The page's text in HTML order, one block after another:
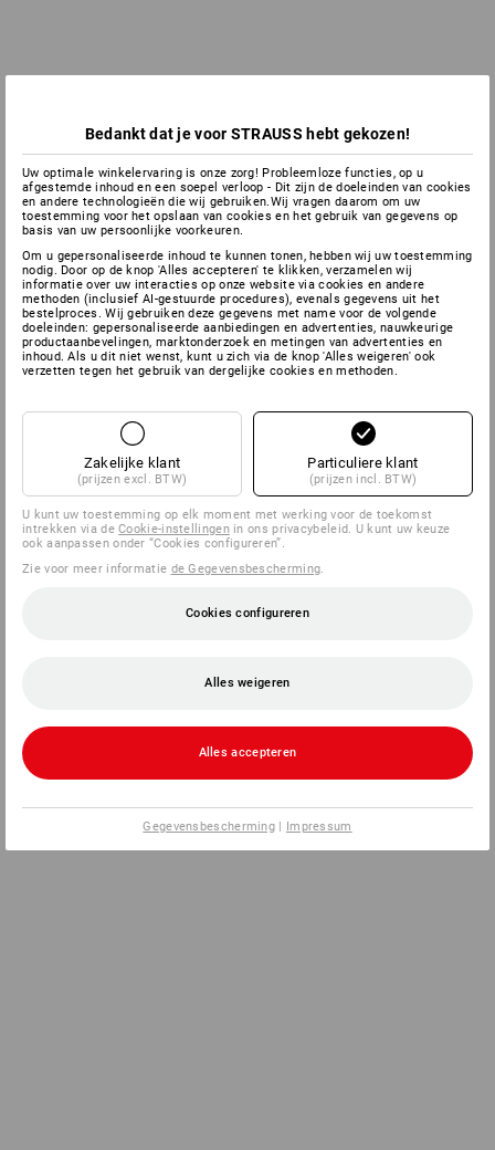
Bedankt dat je voor STRAUSS hebt gekozen!
Uw optimale winkelervaring is onze zorg! Probleemloze functies, op u
afgestemde inhoud en een soepel verloop - Dit zijn de doeleinden van cookies
en andere technologieën die wij gebruiken.Wij vragen daarom om uw
toestemming voor het opslaan van cookies en het gebruik van gegevens op
basis van uw persoonlijke voorkeuren.
Om u gepersonaliseerde inhoud te kunnen tonen, hebben wij uw toestemming
nodig. Door op de knop 'Alles accepteren' te klikken, verzamelen wij
informatie over uw interacties op onze website via cookies en andere
methoden (inclusief AI-gestuurde procedures), evenals gegevens uit het
bestelproces. Wij gebruiken deze gegevens met name voor de volgende
doeleinden: gepersonaliseerde aanbiedingen en advertenties, nauwkeurige
productaanbevelingen, marktonderzoek en metingen van advertenties en
inhoud. Als u dit niet wenst, kunt u zich via de knop 'Alles weigeren' ook
verzetten tegen het gebruik van dergelijke cookies en methoden.
Zakelijke klant
(prijzen excl. BTW)
Particuliere klant
(prijzen incl. BTW)
U kunt uw toestemming op elk moment met werking voor de toekomst
intrekken via deCookie-instellingenin ons privacybeleid. U kunt uw keuze
ook aanpassen onder “Cookies configureren”.
Zie voor meer informatie de Gegevensbescherming.
Cookies configureren
Alles weigeren
Alles accepteren
Gegevensbescherming | Impressum